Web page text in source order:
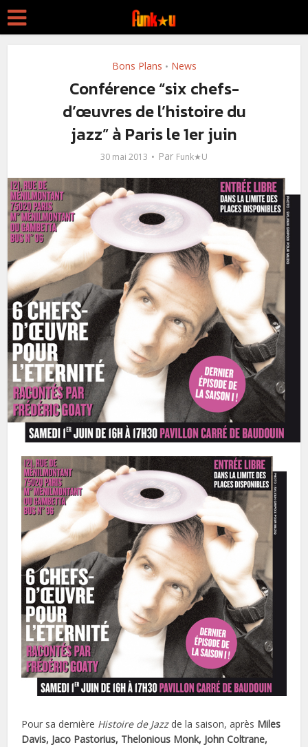
Bons Plans • News
Conférence “six chefs-
d’œuvres de l’histoire du
jazz” à Paris le 1er juin
30 mai 2013 Par Funk★U
Pour sa dernière Histoire de Jazzde la saison, après Miles
Davis, Jaco Pastorius, Thelonious Monk, John Coltrane,